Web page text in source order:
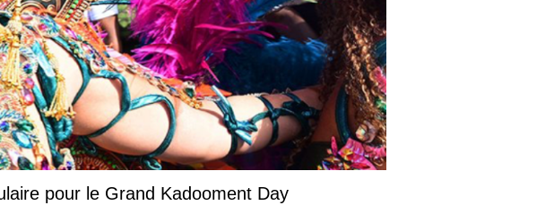
pour le Grand Kadooment Day